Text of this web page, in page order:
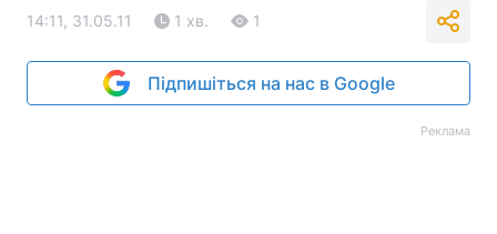
14:11, 31.05.11 1 хв. 1
Підпишіться на нас в Google
Реклама